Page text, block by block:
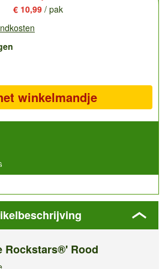
€ 10,99 / pak
winkelmandje
Rood